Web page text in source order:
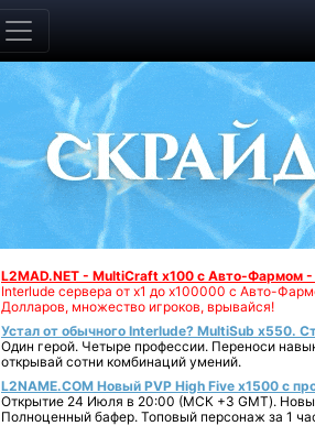
L2MAD.NET - MultiCraft x100 с Авто-Фармом
Interlude сервера от х1 до х100000 с Авто-
Долларов, множество игроков, врывайся!
Устал от обычного Interlude? MultiSub x550.
Один герой. Четыре профессии. Переноси
открывай сотни комбинаций умений.
L2NAME.COM Новый PVP High Five x1500 с
Открытие 24 Июля в 20:00 (МСК +3 GMT).
Полноценный бафер. Топовый персонаж за 1